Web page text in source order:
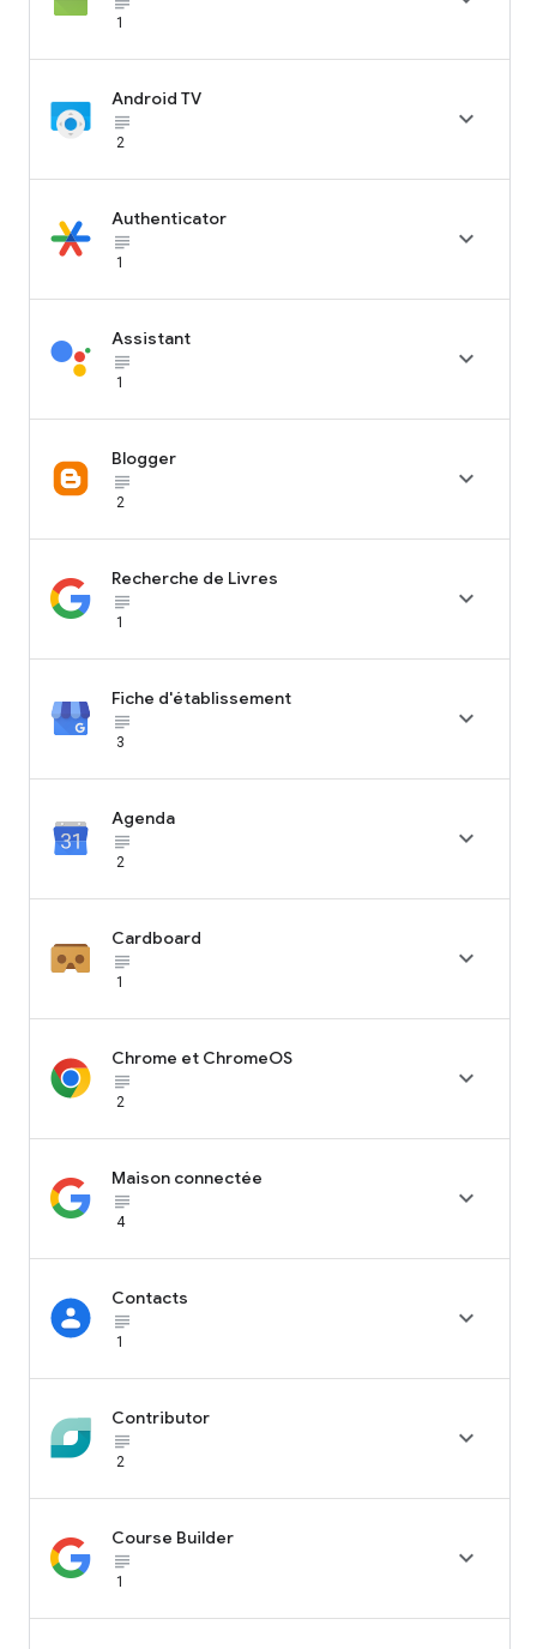
1
Android TV
subject_black
2

Authenticator
subject_black
1

Assistant
subject_black
1

Blogger
subject_black
2

Recherche de Livres
subject_black
1

Fiche d'établissement
subject_black
3

Agenda
subject_black
2

Cardboard
subject_black
1

Chrome et ChromeOS
subject_black
2

Maison connectée
subject_black
4

Contacts
subject_black
1

Contributor
subject_black
2

Course Builder
subject_black
1
